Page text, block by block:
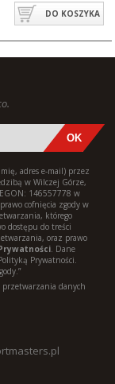
DO KOSZYKA
adres e-mail) przez
w Wilczej Górze,
146557778 w
cofnięcia zgody w
którego
dostępu do treści
oraz prawo
. Dane
Prywatności.
przetwarzania danych